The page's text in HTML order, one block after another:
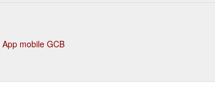
App mobile GCB